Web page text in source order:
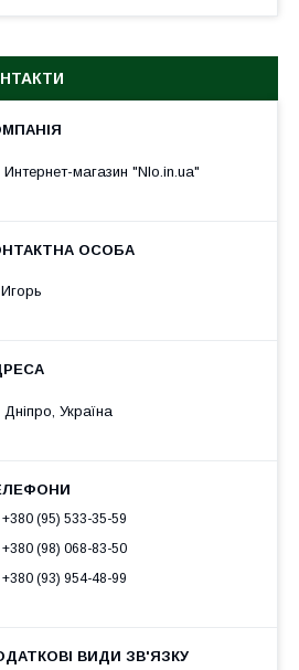
Интернет-магазин "Nlo.in.ua"
Игорь
Дніпро, Україна
+380 (95) 533-35-59
+380 (98) 068-83-50
+380 (93) 954-48-99